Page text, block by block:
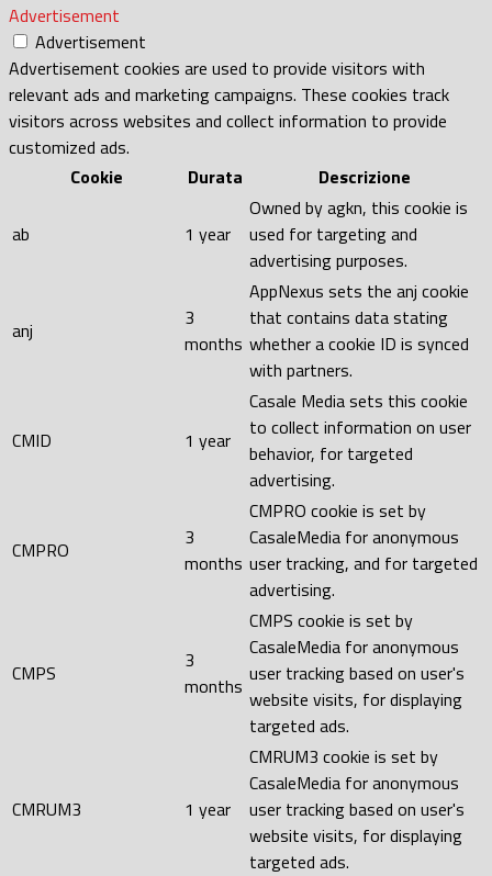
Advertisement
Advertisement
Advertisement cookies are used to provide visitors with
relevant ads and marketing campaigns. These cookies track
visitors across websites and collect information to provide
customized ads.
Cookie
Durata Descrizione
ab 1 year
Owned by agkn, this cookie is
used for targeting and
advertising purposes.
anj
3
months
AppNexus sets the anj cookie
that contains data stating
whether a cookie ID is synced
with partners.
CMID 1 year
Casale Media sets this cookie
to collect information on user
behavior, for targeted
advertising.
CMPRO
3
months
CMPRO cookie is set by
CasaleMedia for anonymous
user tracking, and for targeted
advertising.
CMPS
3
months
CMPS cookie is set by
CasaleMedia for anonymous
user tracking based on user's
website visits, for displaying
targeted ads.
CMRUM3 1 year
CMRUM3 cookie is set by
CasaleMedia for anonymous
user tracking based on user's
website visits, for displaying
targeted ads.